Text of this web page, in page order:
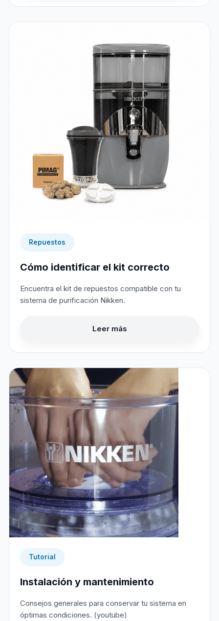
Repuestos
Cómo identificar el kit correcto
Encuentra el kit de repuestos compatible con tu
sistema de purificación Nikken.
Leer más
Tutorial
Instalación y mantenimiento
Consejos generales para conservar tu sistema en
óptimas condiciones. (youtube)